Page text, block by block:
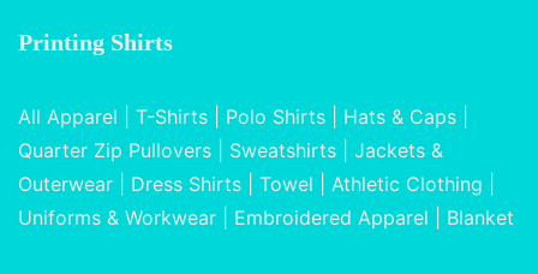
Printing Shirts
All Apparel T-Shirts Polo Shirts Hats & Caps
Quarter Zip Pullovers
Sweatshirts
Jackets &
Outerwear
Dress Shirts Towel Athletic Clothing
Uniforms & Workwear
Embroidered Apparel Blanket